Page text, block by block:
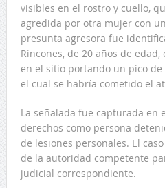
visibles en el rostro y cuello,
agredida por otra mujer con
presunta agresora fue
Rincones, de 20 años de
en el sitio portando un pico
el cual se habría cometido el
La señalada fue capturada en
derechos como persona
de lesiones personales. El
de la autoridad competente
judicial correspondiente.